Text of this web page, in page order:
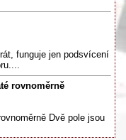
funguje jen podsvícení
rovnoměrně
Dvě pole jsou